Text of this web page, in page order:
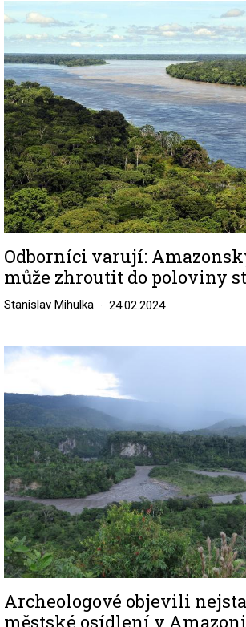
Image
Odborníci varují:
může zhroutit do poloviny
Stanislav Mihulka 24.02.2024
Image
Archeologové objevili
městské osídlení v